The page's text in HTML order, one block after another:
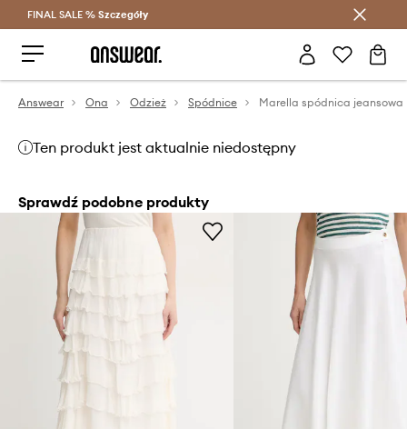
Oszczędzaj z Answear Club >
FINAL SALE % Szczegóły
Answear Ona Odzież Spódnice
Ten produkt jest aktualnie niedostępny
Sprawdź podobne produkty